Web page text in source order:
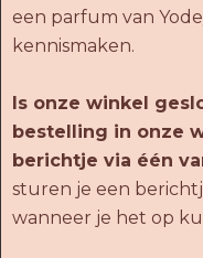
een parfum van
kennismaken.
Is onze winkel
bestelling in onze
berichtje via één
sturen je een
wanneer je het op